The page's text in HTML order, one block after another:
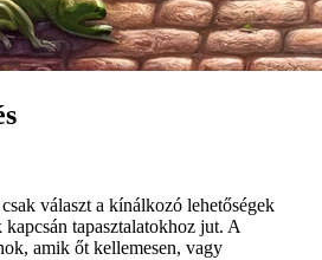
választ a kínálkozó lehetőségek
tapasztalatokhoz jut. A
amik őt kellemesen, vagy